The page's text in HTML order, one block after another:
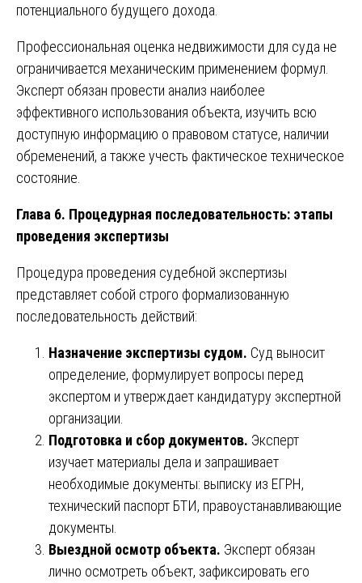
потенциального будущего дохода.
Профессиональная оценка недвижимости для суда не
ограничивается механическим применением формул.
Эксперт обязан провести анализ наиболее
эффективного использования объекта, изучить всю
доступную информацию о правовом статусе, наличии
обременений, а также учесть фактическое техническое
состояние.
Глава 6. Процедурная последовательность: этапы
проведения экспертизы
Процедура проведения судебной экспертизы
представляет собой строго формализованную
последовательность действий:
Назначение экспертизы судом. Суд выносит
определение, формулирует вопросы перед
экспертом и утверждает кандидатуру экспертной
организации.
Подготовка и сбор документов. Эксперт
изучает материалы дела и запрашивает
необходимые документы: выписку из ЕГРН,
технический паспорт БТИ, правоустанавливающие
документы.
Выездной осмотр объекта. Эксперт обязан
лично осмотреть объект, зафиксировать его